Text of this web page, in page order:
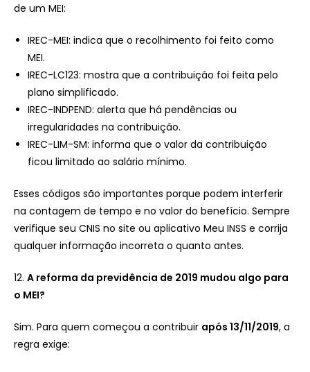
de um MEI:
IREC-MEI: indica que o recolhimento foi feito como
MEI.
IREC-LC123: mostra que a contribuição foi feita pelo
plano simplificado.
IREC-INDPEND: alerta que há pendências ou
irregularidades na contribuição.
IREC-LIM-SM: informa que o valor da contribuição
ficou limitado ao salário mínimo.
Esses códigos são importantes porque podem interferir
na contagem de tempo e no valor do benefício. Sempre
verifique seu CNIS no site ou aplicativo Meu INSS e corrija
qualquer informação incorreta o quanto antes.
12. A reforma da previdência de 2019 mudou algo para
o MEI?
Sim. Para quem começou a contribuir após 13/11/2019, a
regra exige: